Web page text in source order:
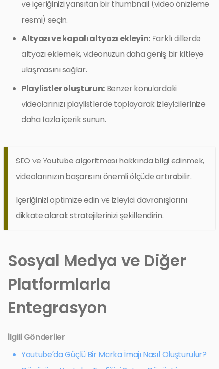
ve içeriğinizi yansıtan bir thumbnail (video önizleme
resmi) seçin.
Altyazı ve kapalı altyazı ekleyin: Farklı dillerde
altyazı eklemek, videonuzun daha geniş bir kitleye
ulaşmasını sağlar.
Playlistler oluşturun:Benzer konulardaki
videolarınızı playlistlerde toplayarak izleyicilerinize
daha fazla içerik sunun.
SEO ve Youtube algoritması hakkında bilgi edinmek,
videolarınızın başarısını önemli ölçüde artırabilir.
İçeriğinizi optimize edin ve izleyici davranışlarını
dikkate alarak stratejilerinizi şekillendirin.
Sosyal Medya ve Diğer
Platformlarla
Entegrasyon
İlgili Gönderiler
Youtube’da Güçlü Bir Marka İmajı Nasıl Oluşturulur?